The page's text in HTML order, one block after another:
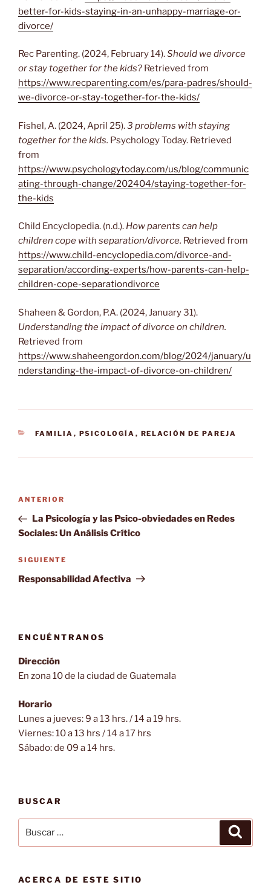
better-for-kids-staying-in-an-unhappy-marriage-or-
divorce/
Rec Parenting. (2024, February 14).Should we divorce
or stay together for the kids? Retrieved from
https://www.recparenting.com/es/para-padres/should-
we-divorce-or-stay-together-for-the-kids/
Fishel, A. (2024, April 25).3 problems with staying
together for the kids. Psychology Today. Retrieved
from
https://www.psychologytoday.com/us/blog/communic
ating-through-change/202404/staying-together-for-
the-kids
Child Encyclopedia. (n.d.). How parents can help
children cope with separation/divorce. Retrieved from
https://www.child-encyclopedia.com/divorce-and-
separation/according-experts/how-parents-can-help-
children-cope-separationdivorce
Shaheen & Gordon, P.A. (2024, January 31).
Understanding the impact of divorce on children.
Retrieved from
https://www.shaheengordon.com/blog/2024/january/u
nderstanding-the-impact-of-divorce-on-children/
CATEGORÍAS
FAMILIA , PSICOLOGÍA , RELACIÓN DE PAREJA
Navegación
entradas
Entrada
anterior:
ANTERIOR
La Psicología y las Psico-obviedades en Redes
Sociales: Un Análisis Crítico
Siguiente
entrada
SIGUIENTE
Responsabilidad Afectiva
ENCUÉNTRANOS
Dirección
En zona 10 de la ciudad de Guatemala
Horario
Lunes a jueves: 9 a 13 hrs. / 14 a 19 hrs.
Viernes: 10 a 13 hrs / 14 a 17 hrs
Sábado: de 09 a 14 hrs.
BUSCAR
por:
ACERCA DE ESTE SITIO